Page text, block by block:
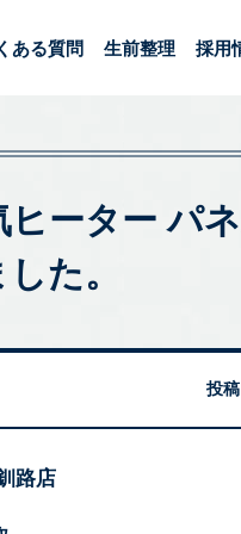
ある質問 生前整理 採用
ーター パ
た。
投稿
路店